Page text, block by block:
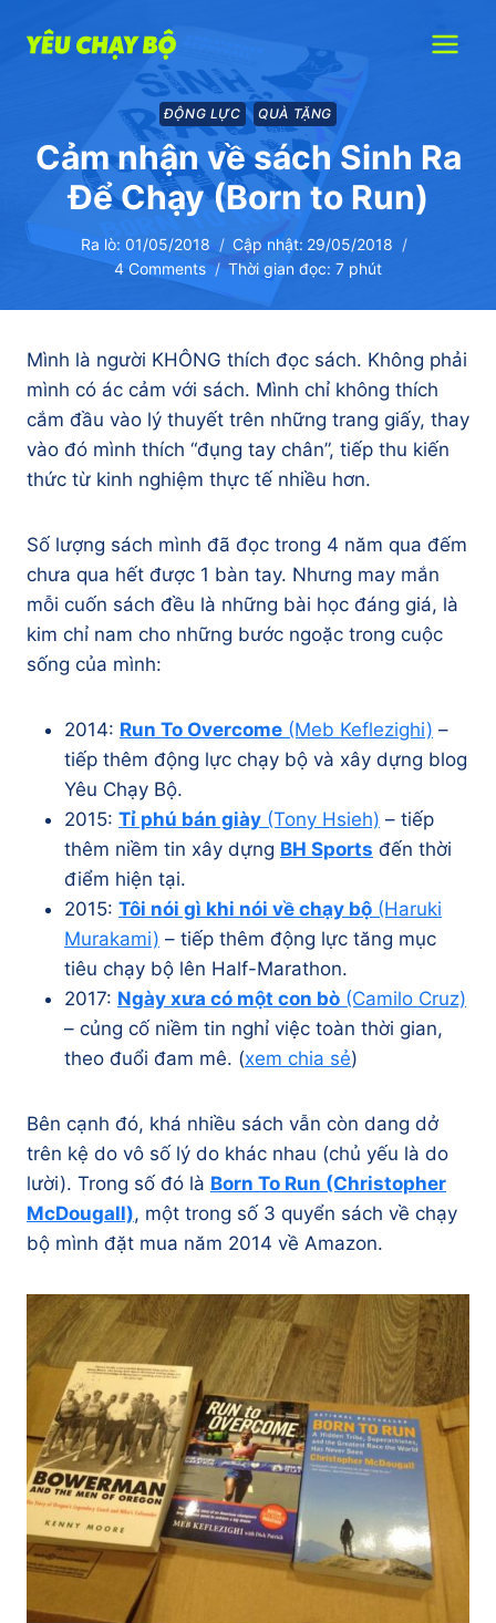
ĐỘNG LỰC QUÀ TẶNG
Cảm nhận về sách Sinh Ra
Để Chạy (Born to Run)
Ra lò: 01/05/2018 Cập nhật: 29/05/2018
4 Comments
Thời gian đọc: 7 phút
Mình là người KHÔNG thích đọc sách. Không phải
mình có ác cảm với sách. Mình chỉ không thích
cắm đầu vào lý thuyết trên những trang giấy, thay
vào đó mình thích “đụng tay chân”, tiếp thu kiến
thức từ kinh nghiệm thực tế nhiều hơn.
Số lượng sách mình đã đọc trong 4 năm qua đếm
chưa qua hết được 1 bàn tay. Nhưng may mắn
mỗi cuốn sách đều là những bài học đáng giá, là
kim chỉ nam cho những bước ngoặc trong cuộc
sống của mình:
2014: Run To Overcome (Meb Keflezighi) –
tiếp thêm động lực chạy bộ và xây dựng blog
Yêu Chạy Bộ.
2015: Tỉ phú bán giày (Tony Hsieh) – tiếp
thêm niềm tin xây dựng BH Sports đến thời
điểm hiện tại.
2015: Tôi nói gì khi nói về chạy bộ (Haruki
Murakami) – tiếp thêm động lực tăng mục
tiêu chạy bộ lên Half-Marathon.
2017: Ngày xưa có một con bò (Camilo Cruz)
– củng cố niềm tin nghỉ việc toàn thời gian,
theo đuổi đam mê. (xem chia sẻ)
Bên cạnh đó, khá nhiều sách vẫn còn dang dở
trên kệ do vô số lý do khác nhau (chủ yếu là do
lười). Trong số đó là Born To Run (Christopher
McDougall), một trong số 3 quyển sách về chạy
bộ mình đặt mua năm 2014 về Amazon.